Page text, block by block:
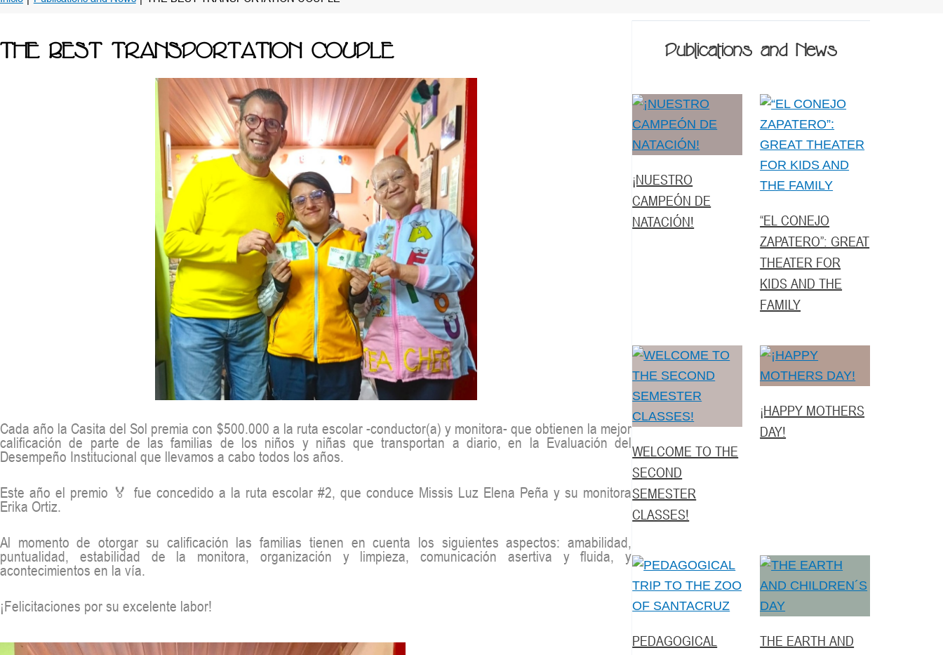
THE BEST TRANSPORTATION COUPLE
Cada año la Casita del Sol premia con $500.000 a la ruta escolar -conductor(a) y monitora- que obtienen la mejor
calificación de parte de las familias de los niños y niñas que transportan a diario, en la Evaluación del
Desempeño Institucional que llevamos a cabo todos los años.
Este año el premio 🏅 fue concedido a la ruta escolar #2, que conduce Missis Luz Elena Peña y su monitora
Erika Ortiz.
Al momento de otorgar su calificación las familias tienen en cuenta los siguientes aspectos: amabilidad,
puntualidad, estabilidad de la monitora, organización y limpieza, comunicación asertiva y fluida, y
acontecimientos en la vía.
¡Felicitaciones por su excelente labor!
Publications and News
¡NUESTRO
CAMPEÓN DE
NATACIÓN!
“EL CONEJO
ZAPATERO”: GREAT
THEATER FOR
KIDS AND THE
FAMILY
WELCOME TO THE
SECOND
SEMESTER
CLASSES!
¡HAPPY MOTHERS
DAY!
PEDAGOGICAL
THE EARTH AND